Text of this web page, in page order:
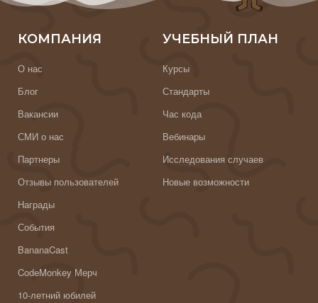
КОМПАНИЯ
О нас
Блог
Вакансии
СМИ о нас
Партнеры
Отзывы пользователей
Награды
События
BananaCast
CodeMonkey Мерч
10-летний юбилей
УЧЕБНЫЙ ПЛАН
Курсы
Стандарты
Час кода
Вебинары
Исследования случаев
Новые возможности